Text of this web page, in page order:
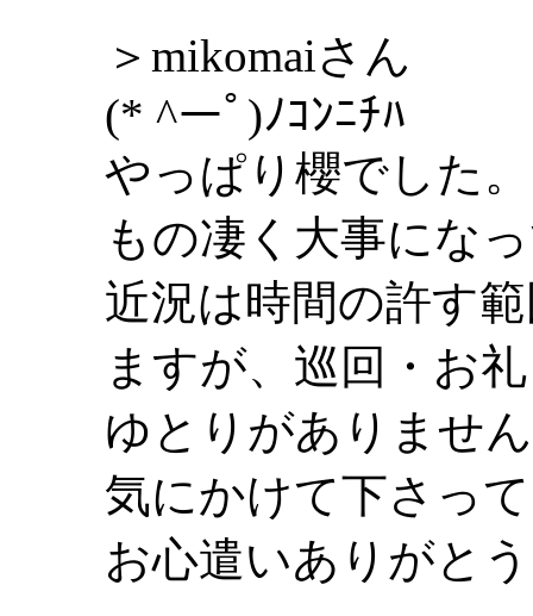
＞mikomaiさん
(* ^ーﾟ)ﾉｺﾝﾆﾁﾊ
やっぱり櫻でした。
もの凄く大事にな
近況は時間の許す
ますが、巡回・お
ゆとりがありませ
気にかけて下さっ
お心遣いありがと